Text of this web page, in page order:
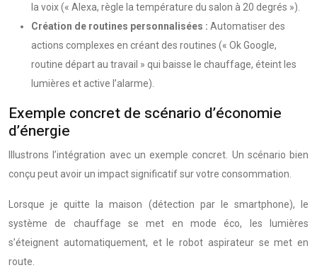
la voix (« Alexa, règle la température du salon à 20 degrés »).
Création de routines personnalisées : Automatiser des
actions complexes en créant des routines (« Ok Google,
routine départ au travail » qui baisse le chauffage, éteint les
lumières et active l’alarme).
Exemple concret de scénario d’économie
d’énergie
Illustrons l’intégration avec un exemple concret. Un scénario bien
conçu peut avoir un impact significatif sur votre consommation.
Lorsque je quitte la maison (détection par le smartphone), le
système de chauffage se met en mode éco, les lumières
s’éteignent automatiquement, et le robot aspirateur se met en
route.